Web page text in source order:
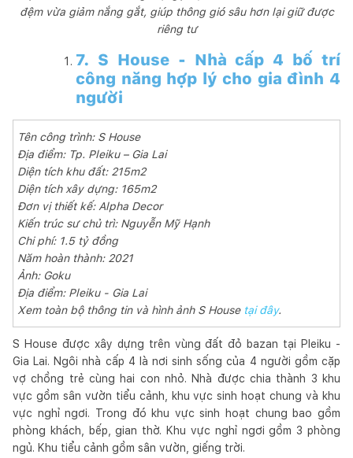
đệm vừa giảm nắng gắt, giúp thông gió sâu hơn lại giữ được
riêng tư
7. S House - Nhà cấp 4 bố trí
công năng hợp lý cho gia đình 4
người
Tên công trình: S House
Địa điểm: Tp. Pleiku – Gia Lai
Diện tích khu đất: 215m2
Diện tích xây dựng: 165m2
Đơn vị thiết kế: Alpha Decor
Kiến trúc sư chủ trì: Nguyễn Mỹ Hạnh
Chi phí: 1.5 tỷ đồng
Năm hoàn thành: 2021
Ảnh: Goku
Địa điểm: Pleiku - Gia Lai
Xem toàn bộ thông tin và hình ảnh S House tại đây.
S House được xây dựng trên vùng đất đỏ bazan tại Pleiku -
Gia Lai. Ngôi nhà cấp 4 là nơi sinh sống của 4 người gồm cặp
vợ chồng trẻ cùng hai con nhỏ. Nhà được chia thành 3 khu
vực gồm sân vườn tiểu cảnh, khu vực sinh hoạt chung và khu
vực nghỉ ngơi. Trong đó khu vực sinh hoạt chung bao gồm
phòng khách, bếp, gian thờ. Khu vực nghỉ ngơi gồm 3 phòng
ngủ. Khu tiểu cảnh gồm sân vườn, giếng trời.